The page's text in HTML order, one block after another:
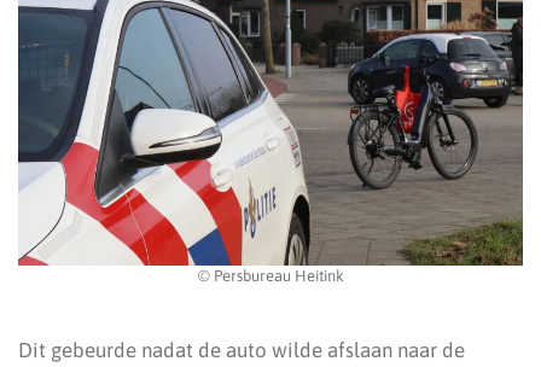
© Persbureau Heitink
Dit gebeurde nadat de auto wilde afslaan naar de